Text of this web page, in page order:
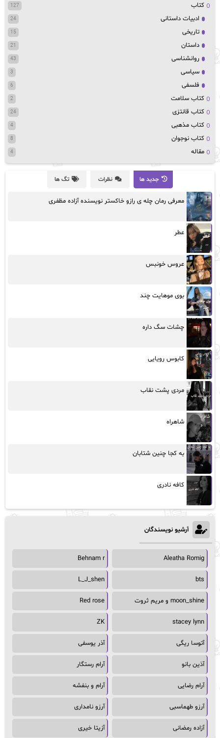
کتاب 127
ادبیات داستانی 24
تاریخی 15
داستان 21
روانشناسی 43
سیاسی 3
فلسفی 6
کتاب سلامت 2
کتاب قانتزی 24
کتاب مذهبی 4
کتاب نوجوان 8
مقاله 4
جدید ها نظرات تگ ها
معرفی رمان چله ی رازو خاکستر نویسنده آزاده مظفری
عطر
عروس خونبس
بوی موهایت چند
چشات سگ داره
کابوس رویایی
مردی پشت نقاب
شاهراه
به کجا چنین شتابان
کافه نادری
آرشیو نویسندگان
Aleatha Romig
Behnam r
bts
L_J_shen
moon_shine و مریم ثروت Red rose
stacey lynn
ZK
آتوسا ریگی آذر یوسفی
آذین بانو آرام رستگار
آرام رضایی آرام و بنفشه
آرزو طهماسبی آرزو نامداری
آزاده رمضانی آزیتا خیری